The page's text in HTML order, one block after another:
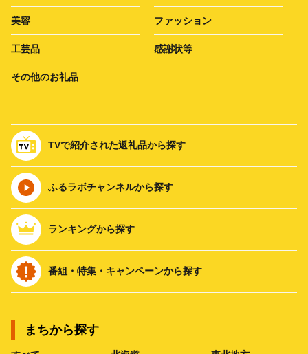
美容 ファッション
工芸品 感謝状等
その他のお礼品
TVで紹介された返礼品から探す
ふるラボチャンネルから探す
ランキングから探す
番組・特集・キャンペーンから探す
まちから探す